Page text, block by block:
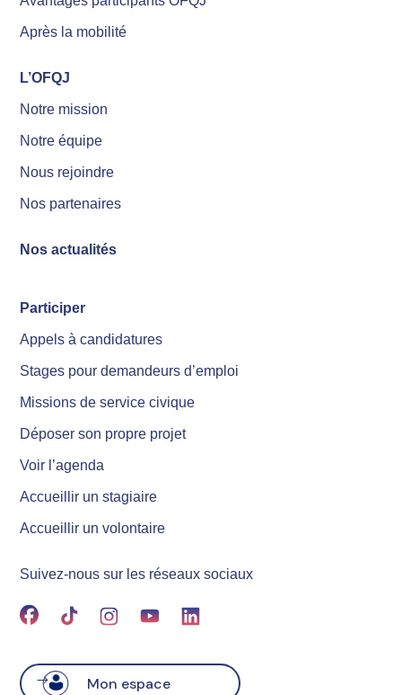
Après la mobilité
L’OFQJ
Notre mission
Notre équipe
Nous rejoindre
Nos partenaires
Nos actualités
Participer
Appels à candidatures
Stages pour demandeurs d’emploi
Missions de service civique
Déposer son propre projet
Voir l’agenda
Accueillir un stagiaire
Accueillir un volontaire
Suivez-nous sur les réseaux sociaux
Mon espace